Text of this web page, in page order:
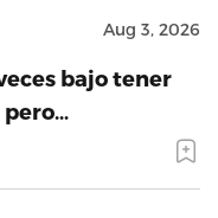
Aug 3, 2026
bajo tener
pero…